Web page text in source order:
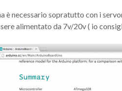
è necessario sopratutto con i
alimentato da 7v/20v ( io